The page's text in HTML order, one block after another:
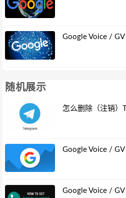
Google Voice / GV
随机展示
怎么删除（注销）
Google Voice /
Google Voice /